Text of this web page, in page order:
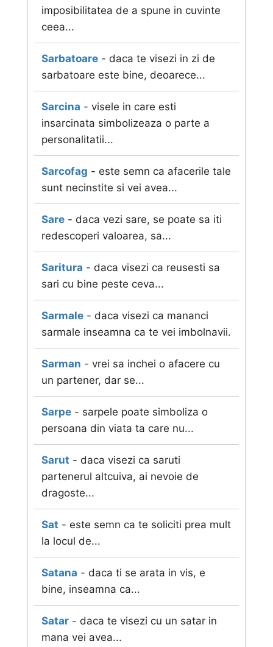
imposibilitatea de a spune in cuvinte
ceea...
Sarbatoare - daca te visezi in zi de
sarbatoare este bine, deoarece...
Sarcina - visele in care esti
insarcinata simbolizeaza o parte a
personalitatii...
Sarcofag - este semn ca afacerile tale
sunt necinstite si vei avea...
Sare - daca vezi sare, se poate sa iti
redescoperi valoarea, sa...
Saritura - daca visezi ca reusesti sa
sari cu bine peste ceva...
Sarmale - daca visezi ca mananci
sarmale inseamna ca te vei imbolnavii.
Sarman - vrei sa inchei o afacere cu
un partener, dar se...
Sarpe - sarpele poate simboliza o
persoana din viata ta care nu...
Sarut - daca visezi ca saruti
partenerul altcuiva, ai nevoie de
dragoste...
Sat - este semn ca te soliciti prea mult
la locul de...
Satana - daca ti se arata in vis, e
bine, inseamna ca...
Satar - daca te visezi cu un satar in
mana vei avea...